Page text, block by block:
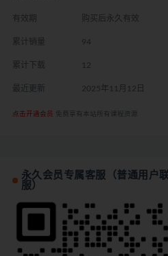
有效期 购买后永久有效
累计销量 94
累计下载 12
最近更新 2025年11月12日
点击开通会员 免费享有本站所有课程资源
永久会员专属客服（普通用户
服）